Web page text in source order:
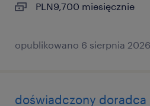
PLN9,700 miesięcznie
opublikowano 6 sierpnia 2026
doświadczony